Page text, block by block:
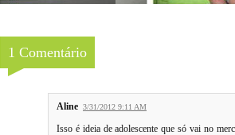
1 Comentário
Aline 3/31/2012 9:11 AM
Isso é ideia de adolescente que só vai no